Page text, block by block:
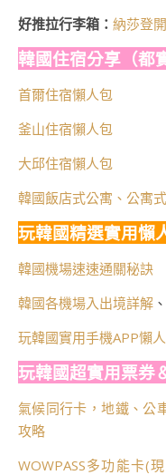
好推拉行李箱： 納莎登
韓國住宿分享（都
首爾住宿懶人包
釜山住宿懶人包
大邱住宿懶人包
韓國飯店式公寓、公寓
玩韓國精選實用懶
韓國機場速速通關秘訣
韓國各機場入出境詳解 、
玩韓國實用手機APP懶
玩韓國超實用票券
氣候同行卡，地鐵、公
攻略
WOWPASS多功能卡(